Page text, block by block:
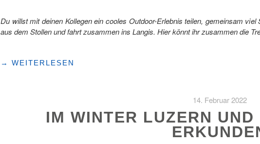
Du willst mit deinen Kollegen ein cooles Outdoor-Erlebnis teilen, gemeinsam
aus dem Stollen und fahrt zusammen ins Langis. Hier könnt ihr zusammen die
"«BEWEG
→ WEITERLESEN
14. Februar 2022
IM WINTER LUZERN UND